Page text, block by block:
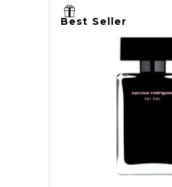
Best Seller